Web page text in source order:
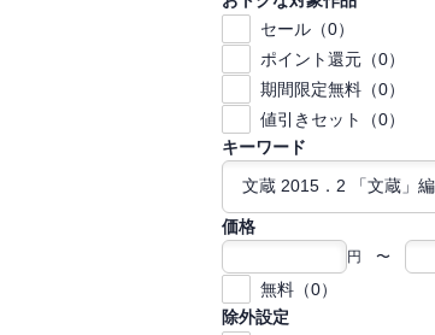
セール（0）
ポイント還元（0）
期間限定無料（0）
値引きセット（0）
キーワード
価格
円 〜
無料（0）
除外設定